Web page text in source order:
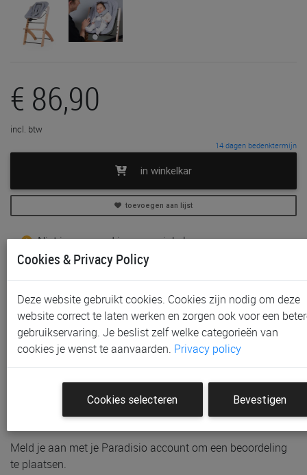
€ 86,90
incl. btw
14 dagen bedenktermijn
in winkelkar
toevoegen aan lijst
Niet in voorraad in onze winkels
Gratis afhalen in onze winkels mogelijk na bestelling
Productinformatie & specificaties
Voorraad bij Paradisio
Labels
Klantenbeoordelingen
Schrijf de eerste beoordeling
Meld je aan met je Paradisio account om een beoordeling
te plaatsen.
Cookies & Privacy Policy
Deze website gebruikt cookies. Cookies zijn nodig om deze
website correct te laten werken en zorgen ook voor een
gebruikservaring. Je beslist zelf welke categorieën van
cookies je wenst te aanvaarden. Privacy policy
Cookies selecteren Bevestigen